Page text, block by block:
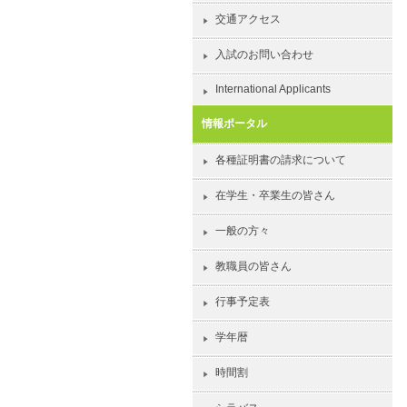
交通アクセス
入試のお問い合わせ
International Applicants
情報ポータル
各種証明書の請求について
在学生・卒業生の皆さん
一般の方々
教職員の皆さん
行事予定表
学年暦
時間割